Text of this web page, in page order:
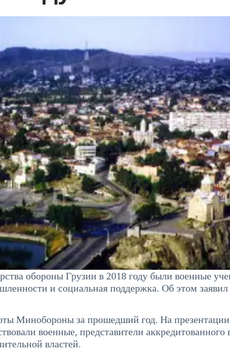
обороны Грузии в 2018 году были военные
и социальная поддержка. Об этом
Минобороны за прошедший год. На презентации,
военные, представители аккредитованного
властей.